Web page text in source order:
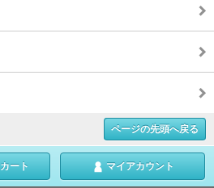
ページの先頭へ戻る
カート マイアカウント